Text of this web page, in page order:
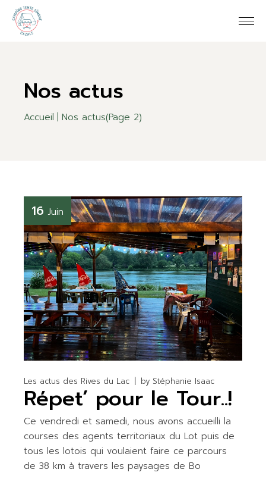
the
content
Nos actus
Accueil Nos actus(Page 2)
16 Juin
Les actus des Rives du Lac by Stéphanie Isaac
Répet’ pour le Tour..!
Ce vendredi et samedi, nous avons accueilli la
courses des agents territoriaux du Lot puis de
tous les lotois qui voulaient faire ce parcours
de 38 km à travers les paysages de Bo